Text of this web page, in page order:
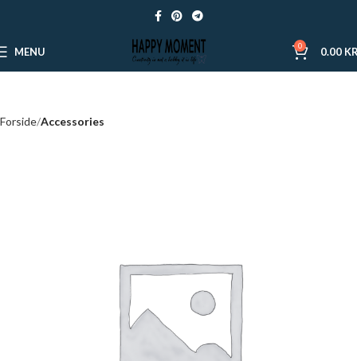
MENU 0 0.00
Forside Accessories